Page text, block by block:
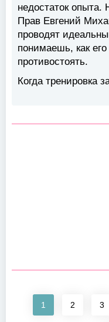
недостаток
Прав Евгений
проводят
понимаешь, как
противостоять.
Когда тренировка
1 2 3